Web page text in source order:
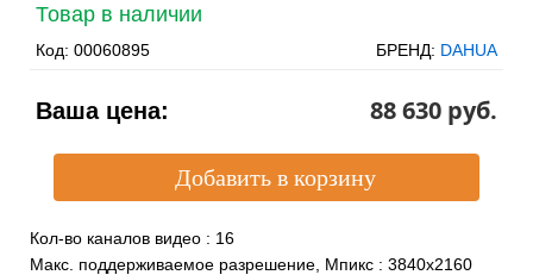
Товар в наличии
Код: 00060895 БРЕНД: DAHUA
Ваша цена: 88 630 pуб.
Кол-во каналов видео : 16
Макс. поддерживаемое разрешение, Мпикс : 3840х2160